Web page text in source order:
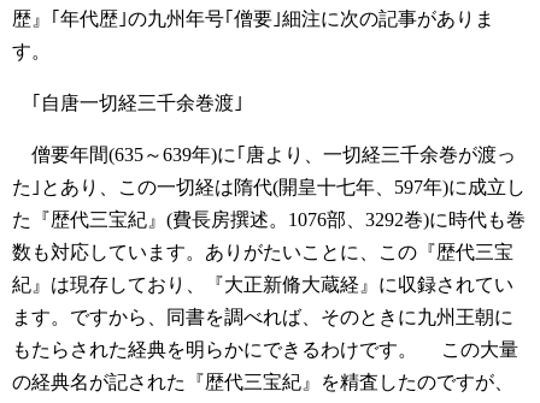
歴』｢年代歴｣の九州年号｢僧要｣細注に次の記事がありま
す。
｢自唐一切経三千余巻渡｣
僧要年間(635～639年)に｢唐より、一切経三千余巻が渡っ
た｣とあり、この一切経は隋代(開皇十七年、597年)に成立し
た『歴代三宝紀』(費長房撰述。1076部、3292巻)に時代も巻
数も対応しています。ありがたいことに、この『歴代三宝
紀』は現存しており、『大正新脩大蔵経』に収録されてい
ます。ですから、同書を調べれば、そのときに九州王朝に
もたらされた経典を明らかにできるわけです。
この大量
の経典名が記された『歴代三宝紀』を精査したのですが、